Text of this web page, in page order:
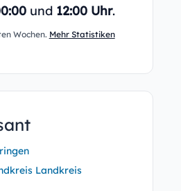
und 12:00 Uhr.
Wochen. Mehr Statistiken
Landkreis